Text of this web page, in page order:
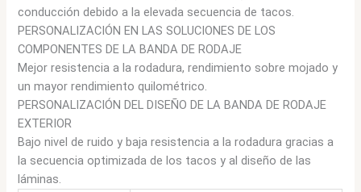
conducción debido a la elevada secuencia de tacos.
PERSONALIZACIÓN EN LAS SOLUCIONES DE LOS
COMPONENTES DE LA BANDA DE RODAJE
Mejor resistencia a la rodadura, rendimiento sobre mojado y
un mayor rendimiento quilométrico.
PERSONALIZACIÓN DEL DISEÑO DE LA BANDA DE RODAJE
EXTERIOR
Bajo nivel de ruido y baja resistencia a la rodadura gracias a
la secuencia optimizada de los tacos y al diseño de las
láminas.